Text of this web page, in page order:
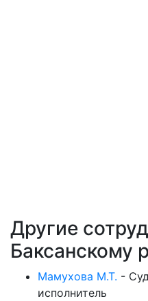
Другие
Баксанскому
Мамухова М.Т. -
исполнитель